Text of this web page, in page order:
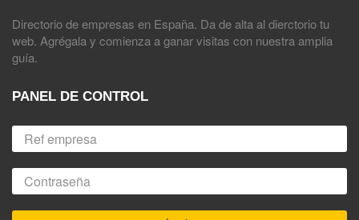
Directorio de empresas en España. Da de alta al dierctorio tu
web. Agrégala y comienza a ganar visitas con nuestra amplia
guía.
PANEL DE CONTROL